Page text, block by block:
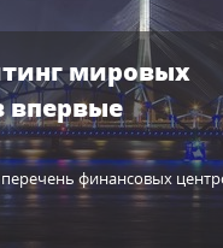
мировых
впервые
финансовых